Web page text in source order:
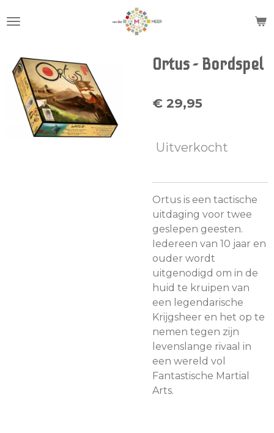
direct
hoofdinhoud
Ortus - Bordspel
€ 29,95
Uitverkocht
Ortus is een tactische
uitdaging voor twee
geslepen geesten.
Iedereen van 10 jaar en
ouder wordt
uitgenodigd om in de
huid te kruipen van
een legendarische
Krijgsheer en het op te
nemen tegen zijn
levenslange rivaal in
een wereld vol
Fantastische Martial
Arts.